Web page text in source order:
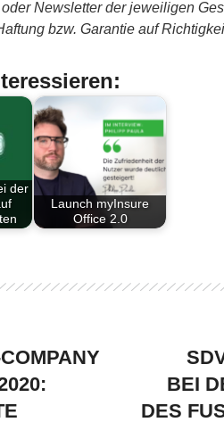
Newsletter der jeweiligen
bzw. Garantie auf
der
Launch myInsure
Office 2.0
BEI
DES